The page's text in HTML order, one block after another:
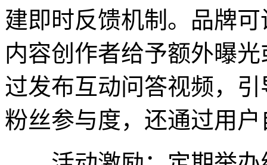
建即时反馈机制。品牌
内容创作者给予额外曝
过发布互动问答视频，
粉丝参与度，还通过用